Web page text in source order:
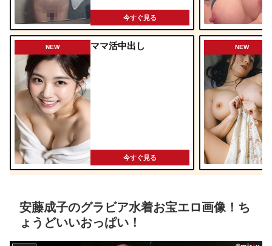
今すぐ見る
NEW ママ活中出し
今すぐ見る
NEW
安藤成子のグラビア水着お宝エロ画像！ち
ょうどいいおっぱい！